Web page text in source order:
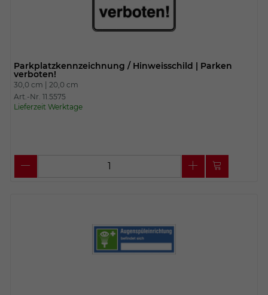
Parkplatzkennzeichnung / Hinweisschild | Parken
verboten!
30,0 cm | 20,0 cm
Art.-Nr. 11.5575
Lieferzeit Werktage